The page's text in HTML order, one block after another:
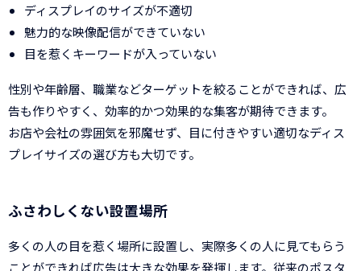
ディスプレイのサイズが不適切
魅力的な映像配信ができていない
目を惹くキーワードが入っていない
性別や年齢層、職業などターゲットを絞ることができれば、広
告も作りやすく、効率的かつ効果的な集客が期待できます。
お店や会社の雰囲気を邪魔せず、目に付きやすい適切なディス
プレイサイズの選び方も大切です。
ふさわしくない設置場所
多くの人の目を惹く場所に設置し、実際多くの人に見てもらう
ことができれば広告は大きな効果を発揮します。従来のポスタ